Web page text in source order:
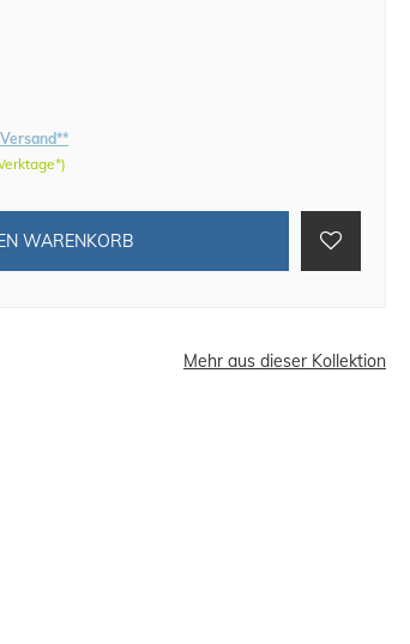
WARENKORB
Mehr aus dieser Kollektion